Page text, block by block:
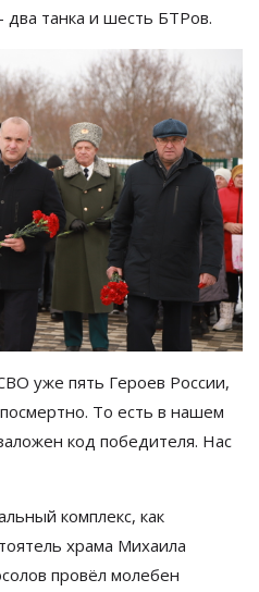
два танка и шесть БТРов.
уже пять Героев России,
То есть в нашем
код победителя. Нас
комплекс, как
храма Михаила
провёл молебен